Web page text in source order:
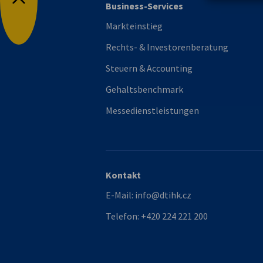
Nach oben
Business-Services
Markteinstieg
Rechts- & Investorenberatung
Steuern & Accounting
Gehaltsbenchmark
Messedienstleistungen
Kontakt
E-Mail: info@dtihk.cz
Telefon: +420 224 221 200